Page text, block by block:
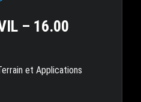
– 16.00
et Applications